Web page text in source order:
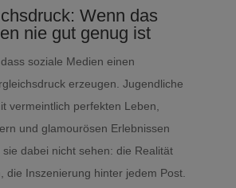
Wenn das
nie gut genug ist
soziale Medien einen
erzeugen. Jugendliche
vermeintlich perfekten Leben,
und glamourösen Erlebnissen
sie dabei nicht sehen: die Realität
die Inszenierung hinter jedem Post.